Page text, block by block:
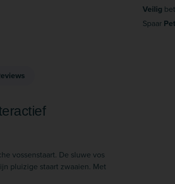
Veilig
Spaar
vossenstaart. De sluwe vos
pluizige staart zwaaien. Met